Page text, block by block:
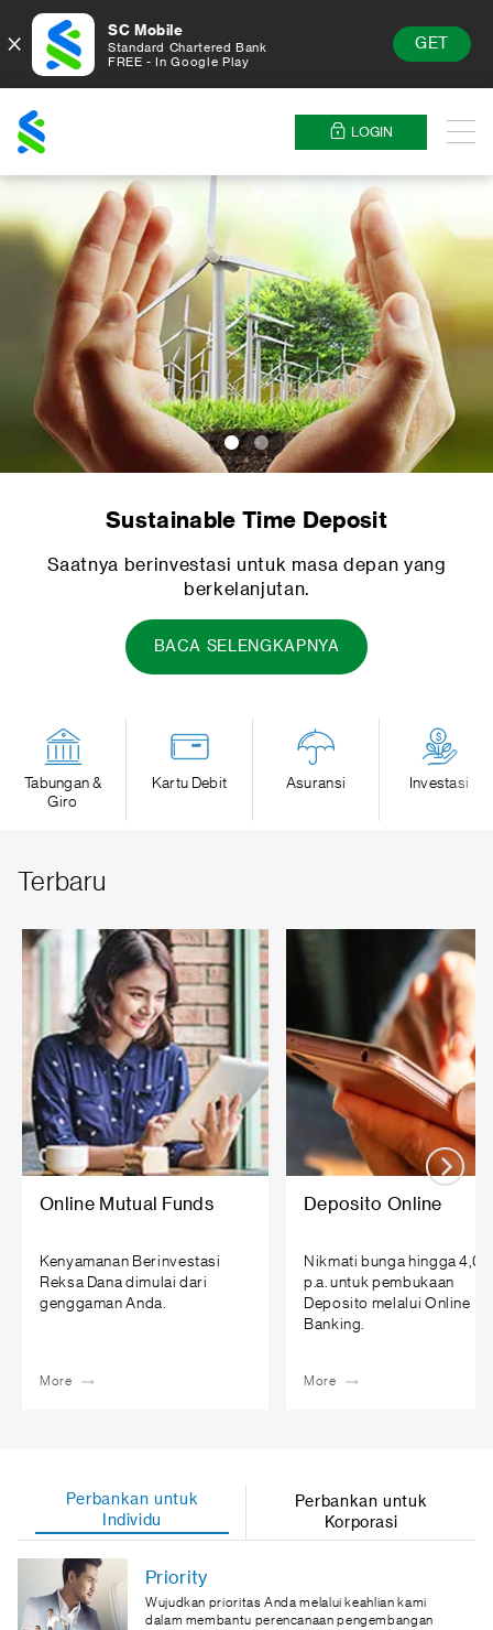
Chartered
LOGIN
Sustainable Time Deposit
Saatnya berinvestasi untuk masa depan yang
berkelanjutan.
BACA SELENGKAPNYA
Tabungan &
Giro
Kartu Debit Asuransi Investasi
Terbaru
Online Mutual Funds
Kenyamanan Berinvestasi
Reksa Dana dimulai dari
genggaman Anda.
More
Deposito Online
Nikmati bunga hingga
p.a. untuk pembukaan
Deposito melalui Online
Banking.
More
Perbankan untuk
Individu
Perbankan untuk
Korporasi
Priority
Wujudkan prioritas Anda melalui keahlian kami
dalam membantu perencanaan pengembangan
× SC Mobile
Standard Chartered Bank
FREE - In Google Play
GET